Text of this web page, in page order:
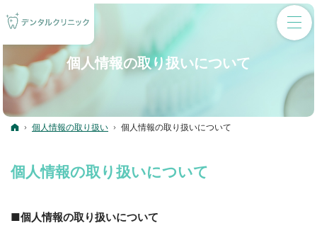
個人情報の取り扱いについて
ホーム
個人情報の取り扱い 個人情報の取り扱いについて
個人情報の取り扱いについて
■個人情報の取り扱いについて